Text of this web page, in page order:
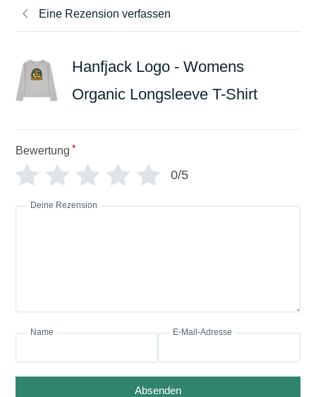
Eine Rezension verfassen
Hanfjack Logo - Womens
Organic Longsleeve T-Shirt
Bewertung *
0/5
Deine Rezension
Name E-Mail-Adresse
Absenden